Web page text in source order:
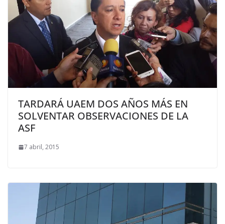
TARDARÁ UAEM DOS AÑOS MÁS EN
SOLVENTAR OBSERVACIONES DE LA
ASF
7 abril, 2015